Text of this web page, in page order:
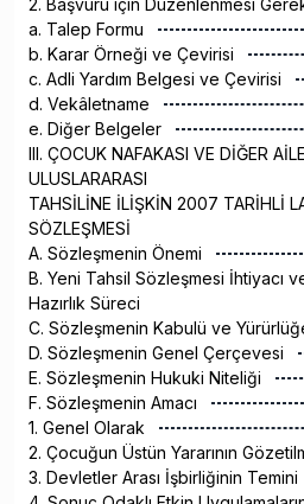
2. Başvuru için Düzenlenmesi
a. Talep Formu
b. Karar Örneği ve Çevirisi
c. Adli Yardım Belgesi ve Çevirisi
d. Vekâletname
e. Diğer Belgeler
III. ÇOCUK NAFAKASI VE DİĞER
ULUSLARARASI
TAHSİLİNE İLİŞKİN 2007 TARİHLİ
SÖZLEŞMESİ
A. Sözleşmenin Önemi
B. Yeni Tahsil Sözleşmesi İhtiyacı
Hazırlık Süreci
C. Sözleşmenin Kabulü ve
D. Sözleşmenin Genel Çerçevesi
E. Sözleşmenin Hukuki Niteliği
F. Sözleşmenin Amacı
1. Genel Olarak
2. Çocuğun Üstün Yararının
3. Devletler Arası İşbirliğinin Temini